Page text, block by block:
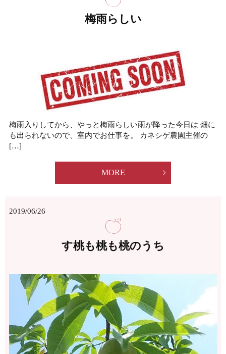
梅雨らしい
梅雨入りしてから、やっと梅雨らしい雨が降った今日は 畑に
も出られないので、室内でお仕事を。 カネシゲ農園主催の
[…]
MORE
2019/06/26
す桃も桃も桃のうち